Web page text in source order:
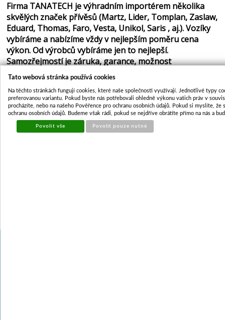
Firma TANATECH je výhradním importérem několika
skvělých značek přívěsů (Martz, Lider, Tomplan, Zaslaw,
Eduard, Thomas, Faro, Vesta, Unikol, Saris , aj.). Vozíky
vybíráme a nabízíme vždy v nejlepším poměru cena
výkon.Od výrobců vybíráme jen to nejlepší.
Samozřejmostí je záruka, garance, možnost
příslušenství. Vozíky zakoupíte ve vlastní prodejní síti
firmy TANATECH!!!
Tato webová stránka používá cookies
Na těchto stránkách fungují cookies, které naše společnosti využívají. Jednotlivé typy
preferovanou variantu. Pokud byste nás potřebovali ohledně výkonu vašich práv v
procházíte, nebo na našeho Pověřence pro ochranu osobních údajů. Pokud si myslíte,
ochranu osobních údajů. Budeme však rádi, pokud se nejdříve obrátíte přímo na nás a
Povolit vše Povolit pouze nutné